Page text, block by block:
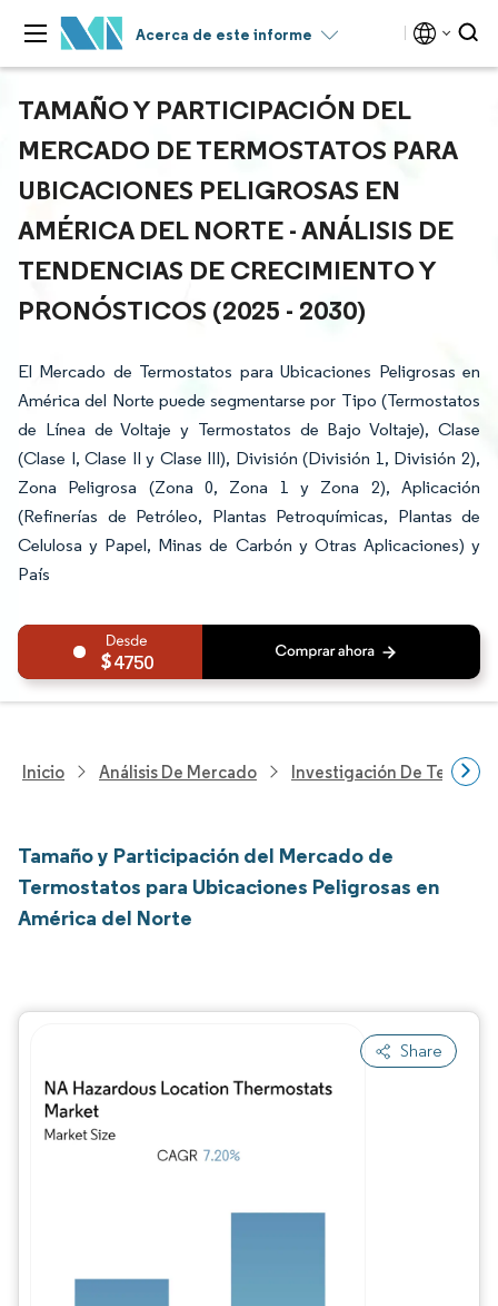
Acerca de este informe
TAMAÑO Y PARTICIPACIÓN DEL
MERCADO DE TERMOSTATOS PARA
UBICACIONES PELIGROSAS EN
AMÉRICA DEL NORTE - ANÁLISIS DE
TENDENCIAS DE CRECIMIENTO Y
PRONÓSTICOS (2025 - 2030)
El Mercado de Termostatos para Ubicaciones Peligrosas en
América del Norte puede segmentarse por Tipo (Termostatos
de Línea de Voltaje y Termostatos de Bajo Voltaje), Clase
(Clase I, Clase II y Clase III), División (División 1, División 2),
Zona Peligrosa (Zona 0, Zona 1 y Zona 2), Aplicación
(Refinerías de Petróleo, Plantas Petroquímicas, Plantas de
Celulosa y Papel, Minas de Carbón y Otras Aplicaciones) y
País
4750
Inicio Análisis De Mercado Investigación De
Tamaño y Participación del Mercado de
Termostatos para Ubicaciones Peligrosas en
América del Norte
Share